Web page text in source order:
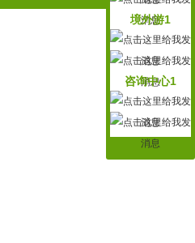
境外游1
咨询中心1